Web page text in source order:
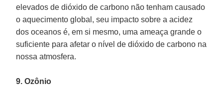
elevados de dióxido de carbono não tenham causado
o aquecimento global, seu impacto sobre a acidez
dos oceanos é, em si mesmo, uma ameaça grande o
suficiente para afetar o nível de dióxido de carbono na
nossa atmosfera.
9. Ozônio